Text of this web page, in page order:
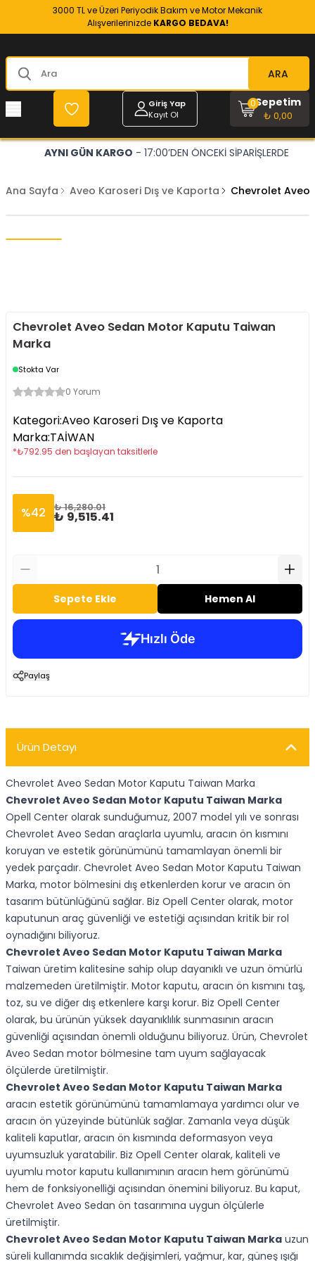
3000 TL ve Üzeri Periyodik Bakım ve Motor Mekanik
Alışverilerinizde KARGO BEDAVA!
ARA
Giriş Yap
Kayıt Ol
Sepetim
₺ 0,00
0
AYNI GÜN KARGO - 17:00’DEN ÖNCEKİ SİPARİŞLERDE
Ana Sayfa Aveo Karoseri Dış ve Kaporta Chevrolet Aveo
Chevrolet Aveo Sedan Motor Kaputu Taiwan
Marka
Stokta Var
0 Yorum
Kategori:Aveo Karoseri Dış ve Kaporta
Marka:TAİWAN
*₺792.95 den başlayan taksitlerle
%42 ₺ 16,280.01
₺ 9,515.41
Sepete Ekle Hemen Al
Paylaş
Ürün Detayı
Chevrolet Aveo Sedan Motor Kaputu Taiwan Marka
Chevrolet Aveo Sedan Motor Kaputu Taiwan Marka
Opell Center olarak sunduğumuz, 2007 model yılı ve sonrası
Chevrolet Aveo Sedan araçlarla uyumlu, aracın ön kısmını
koruyan ve estetik görünümünü tamamlayan önemli bir
yedek parçadır. Chevrolet Aveo Sedan Motor Kaputu Taiwan
Marka, motor bölmesini dış etkenlerden korur ve aracın ön
tasarım bütünlüğünü sağlar. Biz Opell Center olarak, motor
kaputunun araç güvenliği ve estetiği açısından kritik bir rol
oynadığını biliyoruz.
Chevrolet Aveo Sedan Motor Kaputu Taiwan Marka
Taiwan üretim kalitesine sahip olup dayanıklı ve uzun ömürlü
malzemeden üretilmiştir. Motor kaputu, aracın ön kısmını taş,
toz, su ve diğer dış etkenlere karşı korur. Biz Opell Center
olarak, bu ürünün yüksek dayanıklılık sunmasının aracın
güvenliği açısından önemli olduğunu biliyoruz. Ürün, Chevrolet
Aveo Sedan motor bölmesine tam uyum sağlayacak
ölçülerde üretilmiştir.
Chevrolet Aveo Sedan Motor Kaputu Taiwan Marka
aracın estetik görünümünü tamamlamaya yardımcı olur ve
aracın ön yüzeyinde bütünlük sağlar. Zamanla veya düşük
kaliteli kaputlar, aracın ön kısmında deformasyon veya
uyumsuzluk yaratabilir. Biz Opell Center olarak, kaliteli ve
uyumlu motor kaputu kullanımının aracın hem görünümü
hem de fonksiyonelliği açısından önemini biliyoruz. Bu kaput,
Chevrolet Aveo Sedan ön tasarımına uygun ölçülerle
üretilmiştir.
Chevrolet Aveo Sedan Motor Kaputu Taiwan Marka uzun
süreli kullanımda sıcaklık değişimleri, yağmur, kar, güneş ışığı